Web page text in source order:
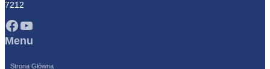
7212
Facebook YouTube
Menu
Strona Główna